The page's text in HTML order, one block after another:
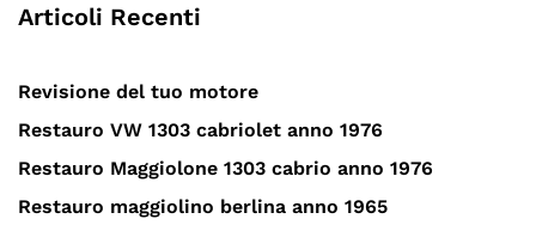
Articoli Recenti
Revisione del tuo motore
Restauro VW 1303 cabriolet anno 1976
Restauro Maggiolone 1303 cabrio anno 1976
Restauro maggiolino berlina anno 1965